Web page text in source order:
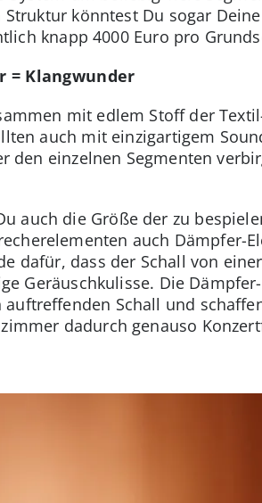
könntest Du sogar
knapp 4000 Euro pro
= Klangwunder
mit edlem Stoff der
auch mit einzigartigem
den einzelnen Segmenten
auch die Größe der zu
auch Dämpfer-
dafür, dass der Schall von
Geräuschkulisse. Die
Schall und
dadurch genauso